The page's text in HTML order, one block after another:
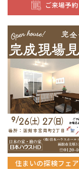
ご来場予約
住まいの探検フェア